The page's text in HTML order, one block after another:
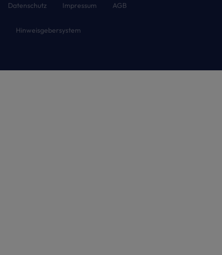
Datenschutz Impressum AGB
Hinweisgebersystem